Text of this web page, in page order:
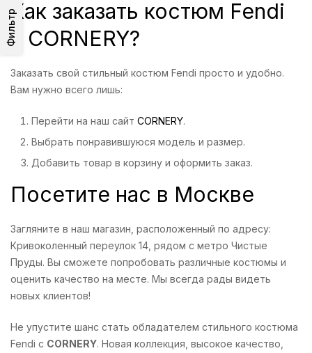
Фильтр
Как заказать костюм Fendi
в CORNERY?
Заказать свой стильный костюм Fendi просто и удобно.
Вам нужно всего лишь:
Перейти на наш сайт CORNERY.
Выбрать понравившуюся модель и размер.
Добавить товар в корзину и оформить заказ.
Посетите нас в Москве
Загляните в наш магазин, расположенный по адресу:
Кривоколенный переулок 14, рядом с метро Чистые
Пруды. Вы сможете попробовать различные костюмы и
оценить качество на месте. Мы всегда рады видеть
новых клиентов!
Не упустите шанс стать обладателем стильного костюма
Fendi с CORNERY. Новая коллекция, высокое качество,